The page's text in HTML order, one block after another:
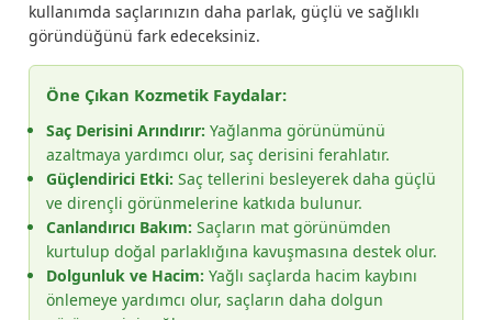
kullanımda saçlarınızın daha parlak, güçlü ve sağlıklı
göründüğünü fark edeceksiniz.
Öne Çıkan Kozmetik Faydalar:
Saç Derisini Arındırır: Yağlanma görünümünü
azaltmaya yardımcı olur, saç derisini ferahlatır.
Güçlendirici Etki: Saç tellerini besleyerek daha güçlü
ve dirençli görünmelerine katkıda bulunur.
Canlandırıcı Bakım: Saçların mat görünümden
kurtulup doğal parlaklığına kavuşmasına destek olur.
Dolgunluk ve Hacim: Yağlı saçlarda hacim kaybını
önlemeye yardımcı olur, saçların daha dolgun